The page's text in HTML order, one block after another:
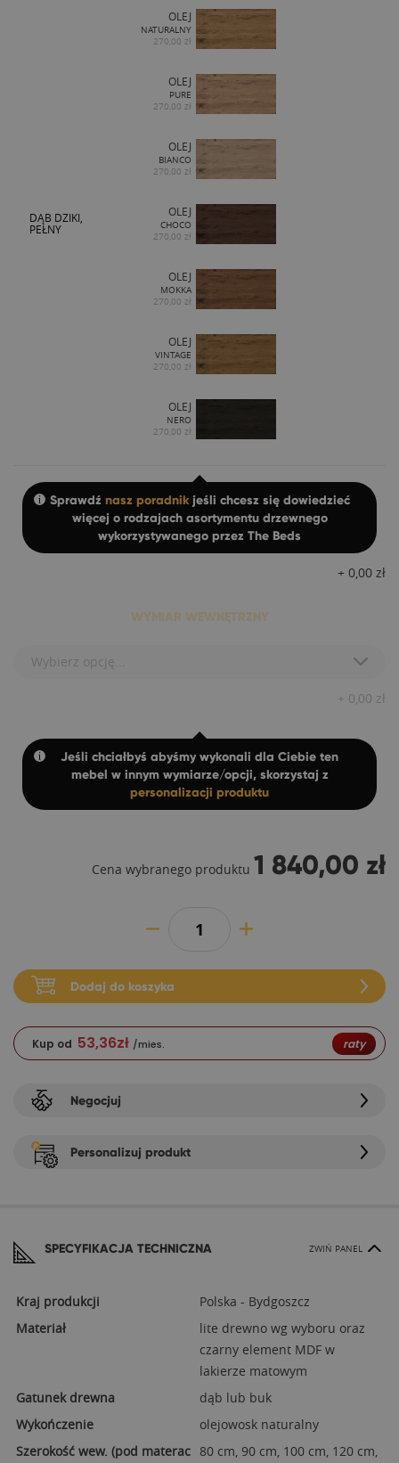
DĄB DZIKI,
PEŁNY
OLEJ
NATURALNY
270,00 zł
OLEJ
PURE
270,00 zł
OLEJ
BIANCO
270,00 zł
OLEJ
CHOCO
270,00 zł
OLEJ
MOKKA
270,00 zł
OLEJ
VINTAGE
270,00 zł
OLEJ
NERO
270,00 zł
Sprawdź nasz poradnikjeśli chcesz się dowiedzieć
więcej o rodzajach asortymentu drzewnego
wykorzystywanego przez The Beds
+ 0,00 zł
WYMIAR WEWNĘTRZNY
Wybierz opcję...
+ 0,00 zł
Jeśli chciałbyś abyśmy wykonali dla Ciebie ten
mebel w innym wymiarze/opcji, skorzystaj z
personalizacji produktu
Cena wybranego produktu 1 840,00 zł
Dodaj do koszyka
Kup od 53,36zł /mies. raty
Negocjuj
Personalizuj produkt
SPECYFIKACJA TECHNICZNA ZWIŃ PANEL
Kraj produkcji
Polska - Bydgoszcz
Materiał
lite drewno wg wyboru oraz
czarny element MDF w
lakierze matowym
Gatunek drewna
dąb lub buk
Wykończenie
olejowosk naturalny
Szerokość wew. (pod materac 80 cm, 90 cm, 100 cm, 120 cm,